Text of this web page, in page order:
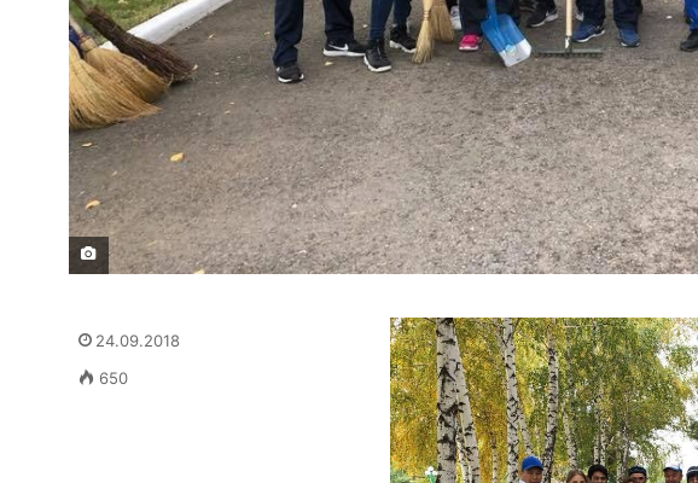
24.09.2018
650